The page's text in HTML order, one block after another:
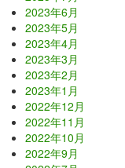
2023年6月
2023年5月
2023年4月
2023年3月
2023年2月
2023年1月
2022年12月
2022年11月
2022年10月
2022年9月